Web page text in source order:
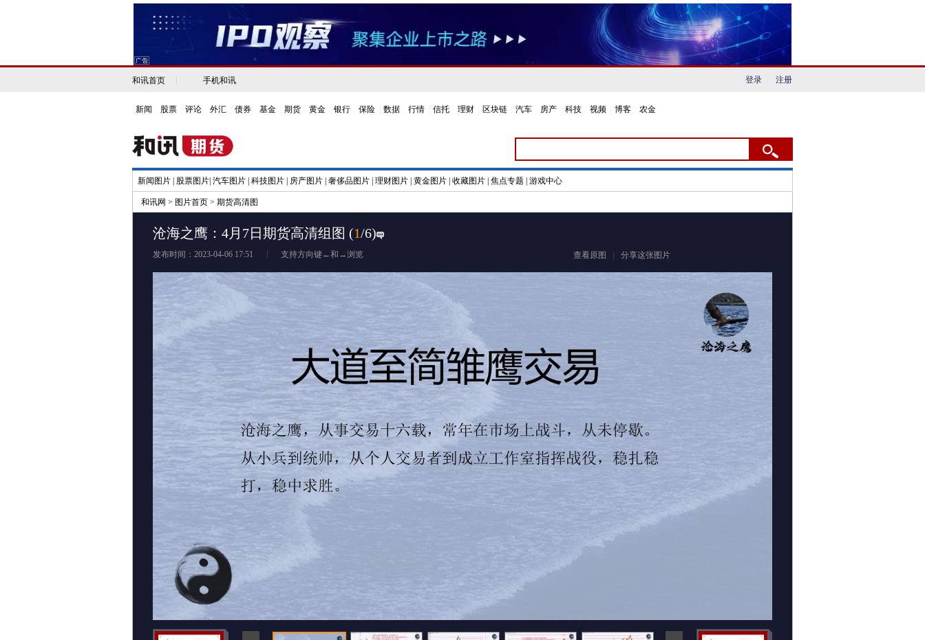
和讯首页 手机和讯 登录 注册
新闻 股票 评论 外汇 债券 基金 期货 黄金 银行 保险 数据 行情 信托 理财 区块链 汽车 房产 科技 视频 博客 农金
新闻图片 股票图片 汽车图片 科技图片 房产图片 奢侈品图片 理财图片 黄金图片 收藏图片 焦点专题 游戏中心
和讯网 > 图片首页 > 期货高清图
沧海之鹰：4月7日期货高清组图 (1/6)
发布时间：2023-04-06 17:51 支持方向键←和→浏览 分享这张图片
查看原图